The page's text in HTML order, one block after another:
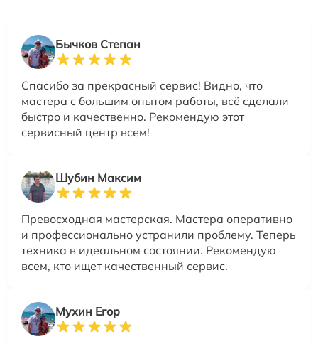
Бычков Степан
Спасибо за прекрасный сервис! Видно, что
мастера с большим опытом работы, всё сделали
быстро и качественно. Рекомендую этот
сервисный центр всем!
Шубин Максим
Превосходная мастерская. Мастера оперативно
и профессионально устранили проблему. Теперь
техника в идеальном состоянии. Рекомендую
всем, кто ищет качественный сервис.
Мухин Егор